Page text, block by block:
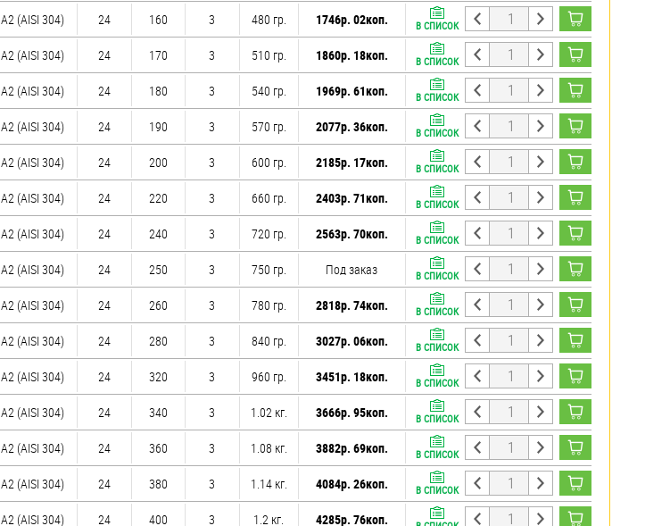
А2 (AISI 304) 24 160 3 480 гр. 1746р. 02коп. В СПИСОК
А2 (AISI 304) 24 170 3 510 гр. 1860р. 18коп. В СПИСОК
А2 (AISI 304) 24 180 3 540 гр. 1969р. 61коп. В СПИСОК
А2 (AISI 304) 24 190 3 570 гр. 2077р. 36коп. В СПИСОК
А2 (AISI 304) 24 200 3 600 гр. 2185р. 17коп. В СПИСОК
А2 (AISI 304) 24 220 3 660 гр. 2403р. 71коп. В СПИСОК
А2 (AISI 304) 24 240 3 720 гр. 2563р. 70коп. В СПИСОК
А2 (AISI 304) 24 250 3 750 гр. Под заказ В СПИСОК
А2 (AISI 304) 24 260 3 780 гр. 2818р. 74коп. В СПИСОК
А2 (AISI 304) 24 280 3 840 гр. 3027р. 06коп. В СПИСОК
А2 (AISI 304) 24 320 3 960 гр. 3451р. 18коп. В СПИСОК
А2 (AISI 304) 24 340 3 1.02 кг. 3666р. 95коп. В СПИСОК
А2 (AISI 304) 24 360 3 1.08 кг. 3882р. 69коп. В СПИСОК
А2 (AISI 304) 24 380 3 1.14 кг. 4084р. 26коп. В СПИСОК
А2 (AISI 304) 24 400 3 1.2 кг. 4285р. 76коп.